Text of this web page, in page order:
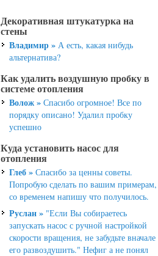
Декоративная штукатурка на
стены
Владимир »А есть, какая нибудь
альтернатива?
Как удалить воздушную пробку в
системе отопления
Волож »Спасибо огромное! Все по
порядку описано! Удалил пробку
успешно
Куда установить насос для
отопления
Глеб »Спасибо за ценны советы.
Попробую сделать по вашим примерам,
со временем напишу что получилось.
Руслан »"Если Вы собираетесь
запускать насос с ручной настройкой
скорости вращения, не забудьте вначале
его развоздушить." Нефиг а не понял